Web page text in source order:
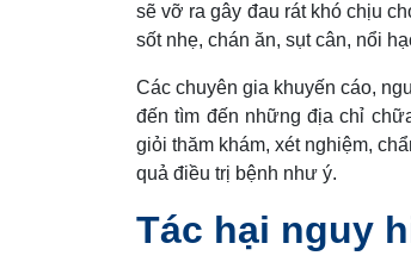
sẽ vỡ ra gây đau rát khó chịu
sốt nhẹ, chán ăn, sụt cân, nổi
Các chuyên gia khuyến cáo,
đến tìm đến những địa chỉ
giỏi thăm khám, xét nghiệm,
quả điều trị bệnh như ý.
Tác hại nguy